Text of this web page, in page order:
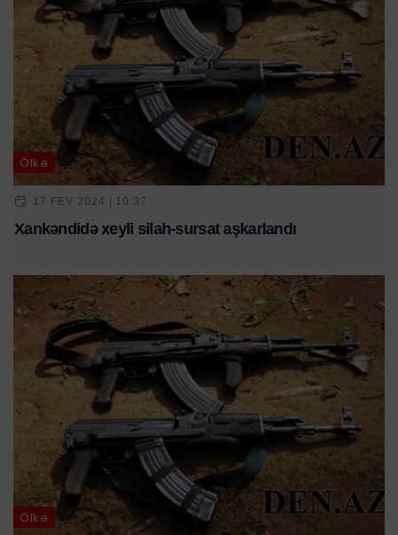
Ölkə
17 FEV 2024 | 10:37
Xankəndidə xeyli silah-sursat aşkarlandı
Ölkə